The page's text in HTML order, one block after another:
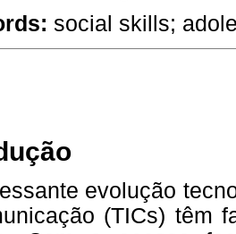
social skills;
evolução
(TICs) têm